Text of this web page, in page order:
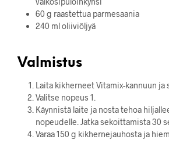
60 g raastettua parmesaania
240 ml oliiviöljyä
Valmistus
Laita kikherneet Vitamix-kannuun ja
Valitse nopeus 1.
Käynnistä laite ja nosta tehoa
nopeudelle. Jatka sekoittamista 30
Varaa 150 g kikhernejauhosta ja